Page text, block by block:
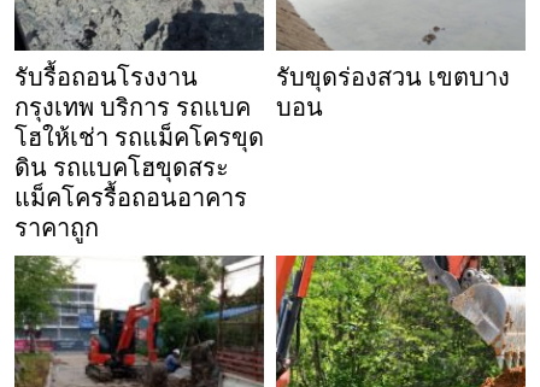
รับรื้อถอนโรงงาน
กรุงเทพ บริการ รถแบค
โฮให้เช่า รถแม็คโครขุด
ดิน รถแบคโฮขุดสระ
แม็คโครรื้อถอนอาคาร
ราคาถูก
รับขุดร่องสวน เขตบาง
บอน